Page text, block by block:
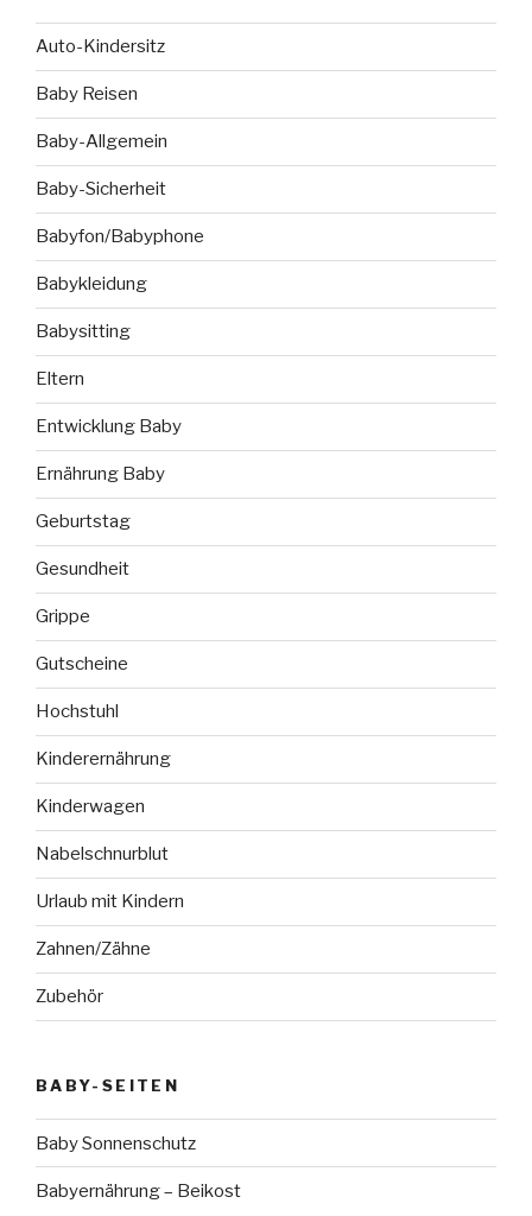
Auto-Kindersitz
Baby Reisen
Baby-Allgemein
Baby-Sicherheit
Babyfon/Babyphone
Babykleidung
Babysitting
Eltern
Entwicklung Baby
Ernährung Baby
Geburtstag
Gesundheit
Grippe
Gutscheine
Hochstuhl
Kinderernährung
Kinderwagen
Nabelschnurblut
Urlaub mit Kindern
Zahnen/Zähne
Zubehör
BABY-SEITEN
Baby Sonnenschutz
Babyernährung – Beikost